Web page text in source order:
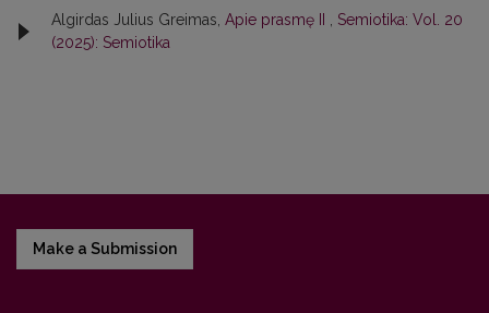
Algirdas Julius Greimas, Apie prasmę II
Semiotika: Vol. 20
(2025): Semiotika
Make a Submission